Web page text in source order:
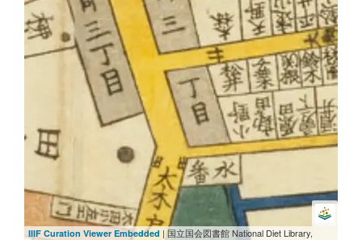
IIIF Curation Viewer Embedded | 国立国会図書館 National Diet Library,